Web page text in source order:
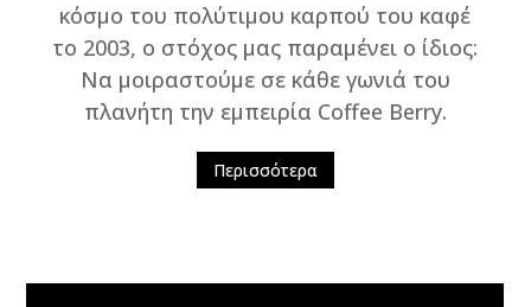
κόσμο του πολύτιμου καρπού του καφέ
το 2003, ο στόχος μας παραμένει ο ίδιος:
Να μοιραστούμε σε κάθε γωνιά του
πλανήτη την εμπειρία Coffee Berry.
Περισσότερα